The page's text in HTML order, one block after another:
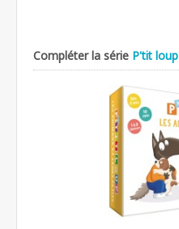
Compléter la série P'tit loup